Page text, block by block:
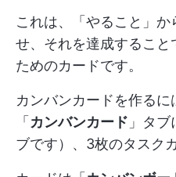
これは、「やること」か
せ、それを達成するこ
ためのカードです。
カンバンカードを作る
「 カンバンカード 」タ
ブです）、3枚のタスク